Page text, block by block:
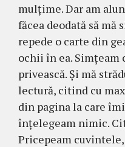
mulţime. Dar am
făcea deodată să mă
repede o carte din
ochii în ea. Simţeam
privească. Şi mă
lectură, citind cu
din pagina la care
înţelegeam nimic.
Pricepeam